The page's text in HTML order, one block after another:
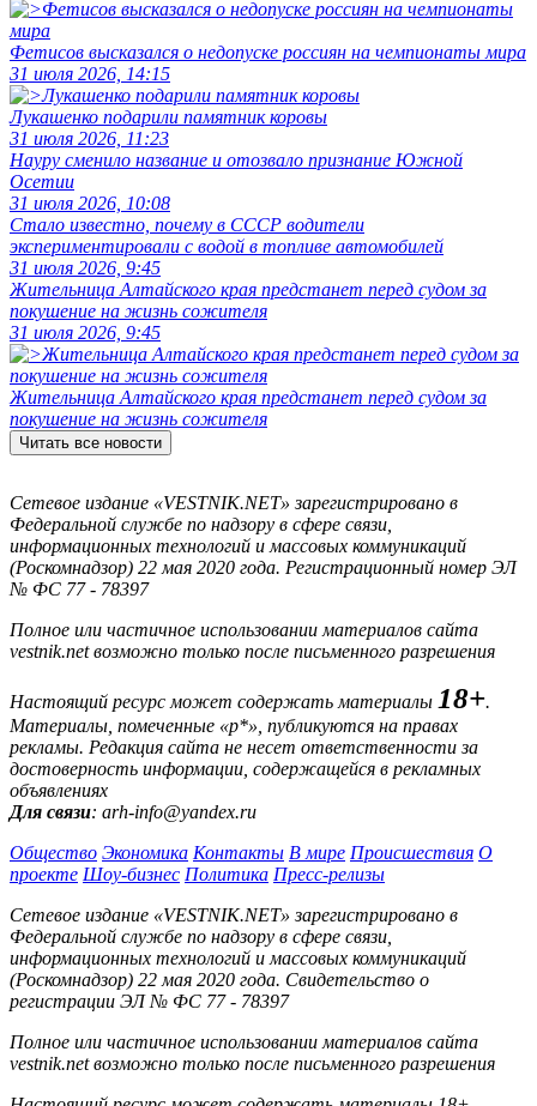
Фетисов высказался о недопуске россиян на чемпионаты мира
31 июля 2026, 14:15
Лукашенко подарили памятник коровы
31 июля 2026, 11:23
Науру сменило название и отозвало признание Южной
Осетии
31 июля 2026, 10:08
Стало известно, почему в СССР водители
экспериментировали с водой в топливе автомобилей
31 июля 2026, 9:45
Жительница Алтайского края предстанет перед судом за
покушение на жизнь сожителя
31 июля 2026, 9:45
Жительница Алтайского края предстанет перед судом за
покушение на жизнь сожителя
Читать все новости
Сетевое издание «VESTNIK.NET» зарегистрировано в
Федеральной службе по надзору в сфере связи,
информационных технологий и массовых коммуникаций
(Роскомнадзор) 22 мая 2020 года. Регистрационный номер ЭЛ
№ ФС 77 - 78397
Полное или частичное использовании материалов сайта
vestnik.net возможно только после письменного разрешения
Настоящий ресурс может содержать материалы 18+.
Материалы, помеченные «р*», публикуются на правах
рекламы. Редакция сайта не несет ответственности за
достоверность информации, содержащейся в рекламных
объявлениях
Для связи: arh-info@yandex.ru
Общество Экономика Контакты В мире Происшествия О
проекте Шоу-бизнес Политика Пресс-релизы
Сетевое издание «VESTNIK.NET» зарегистрировано в
Федеральной службе по надзору в сфере связи,
информационных технологий и массовых коммуникаций
(Роскомнадзор) 22 мая 2020 года. Свидетельство о
регистрации ЭЛ № ФС 77 - 78397
Полное или частичное использовании материалов сайта
vestnik.net возможно только после письменного разрешения